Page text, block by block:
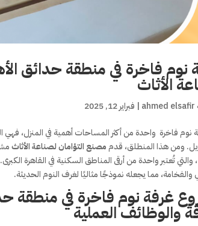
نوم فاخرة في منطقة حدائق
الأثاث
ahmed elsafir
| فبراير 12, 2025
نوم فاخرة واحدة من أكثر المساحات أهمية في المنزل،
ومن هذا المنطلق، قدممصنع التؤامان لصناعة الأثاث
، والتي تُعتبر واحدة من أرقى المناطق السكنية في القاهرة
والفخامة، مما يجعله نموذجًا مثاليًا لغرف النوم الحديثة.
غرفة نوم فاخرة في منطقة
والوظائف العملية